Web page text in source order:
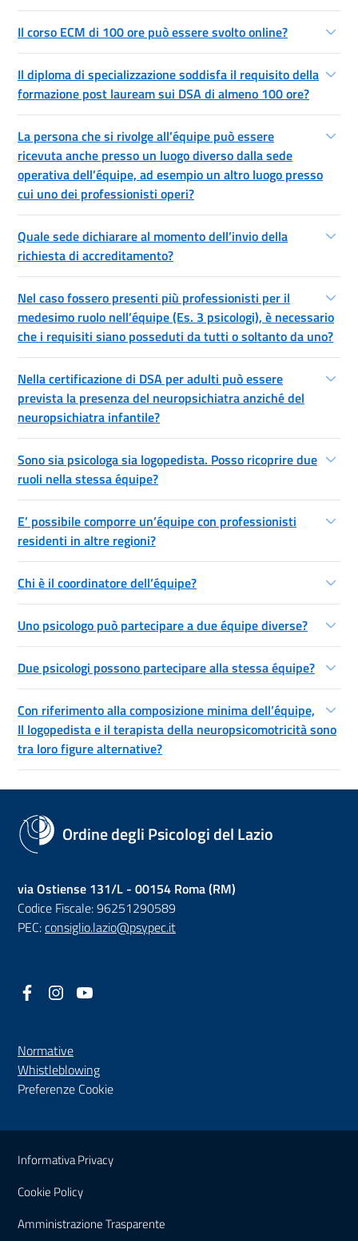
Il corso ECM di 100 ore può essere svolto online?
Il diploma di specializzazione soddisfa il requisito della
formazione post lauream sui DSA di almeno 100 ore?
La persona che si rivolge all’équipe può essere
ricevuta anche presso un luogo diverso dalla sede
operativa dell’équipe, ad esempio un altro luogo presso
cui uno dei professionisti operi?
Quale sede dichiarare al momento dell’invio della
richiesta di accreditamento?
Nel caso fossero presenti più professionisti per il
medesimo ruolo nell’équipe (Es. 3 psicologi), è necessario
che i requisiti siano posseduti da tutti o soltanto da uno?
Nella certificazione di DSA per adulti può essere
prevista la presenza del neuropsichiatra anziché del
neuropsichiatra infantile?
Sono sia psicologa sia logopedista. Posso ricoprire due
ruoli nella stessa équipe?
E’ possibile comporre un’équipe con professionisti
residenti in altre regioni?
Chi è il coordinatore dell’équipe?
Uno psicologo può partecipare a due équipe diverse?
Due psicologi possono partecipare alla stessa équipe?
Con riferimento alla composizione minima dell’équipe,
Il logopedista e il terapista della neuropsicomotricità sono
tra loro figure alternative?
Ordine degli Psicologi del Lazio
via Ostiense 131/L - 00154 Roma (RM)
Codice Fiscale: 96251290589
PEC:consiglio.lazio@psypec.it
Facebook
(nuova scheda - new tab)
Instagram
(nuova scheda - new tab)
Normative
Whistleblowing(nuova scheda - new tab)
Preferenze Cookie
Sezione Link Utili
Informativa Privacy
Cookie Policy
Amministrazione Trasparente